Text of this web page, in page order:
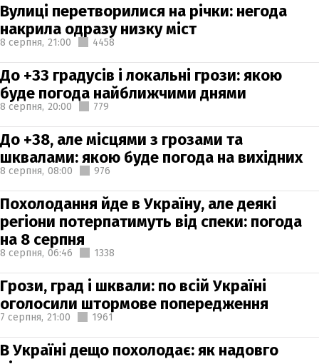
Вулиці перетворилися на річки: негода
накрила одразу низку міст
8 серпня, 21:00 4458
До +33 градусів і локальні грози: якою
буде погода найближчими днями
8 серпня, 20:00 779
До +38, але місцями з грозами та
шквалами: якою буде погода на вихідних
8 серпня, 08:00 976
Похолодання йде в Україну, але деякі
регіони потерпатимуть від спеки: погода
на 8 серпня
8 серпня, 06:46 1338
Грози, град і шквали: по всій Україні
оголосили штормове попередження
7 серпня, 21:00 1961
В Україні дещо похолодає: як надовго